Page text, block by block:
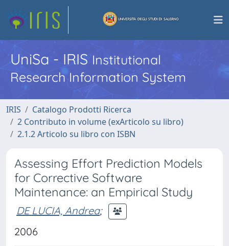
UniSa - IRISInstitutional
Research Information System
IRIS
Catalogo Prodotti Ricerca
2 Contributo in volume (exArticolo su libro)
2.1.2 Articolo su libro con ISBN
Assessing Effort Prediction Models
for Corrective Software
Maintenance: an Empirical Study
DE LUCIA, Andrea;
2006